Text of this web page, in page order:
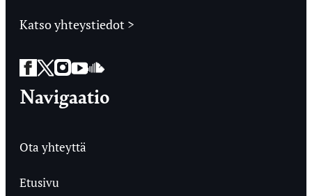
Katso yhteystiedot >
Facebook
Twitter
Instagram
YouTube
SoundCloud
Navigaatio
Ota yhteyttä
Etusivu